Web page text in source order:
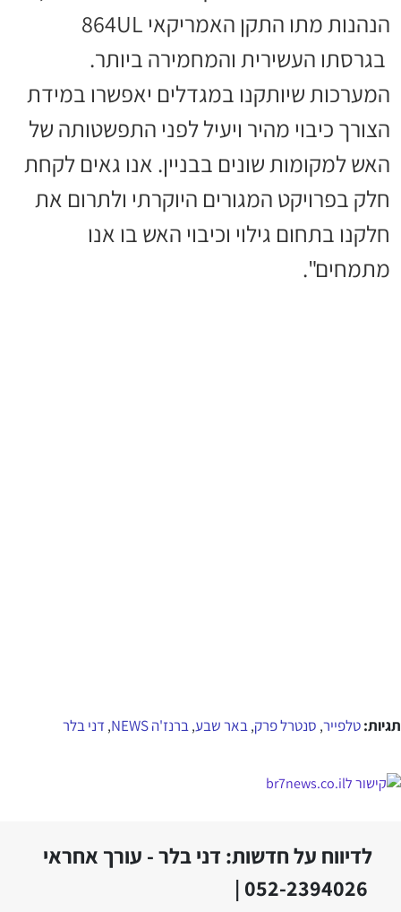
הנהנות מתו התקן האמריקאי 864UL
בגרסתו העשירית והמחמירה ביותר.
המערכות שיותקנו במגדלים יאפשרו במידת
הצורך כיבוי מהיר ויעיל לפני התפשטותה של
האש למקומות שונים בבניין. אנו גאים לקחת
חלק בפרויקט המגורים היוקרתי ולתרום את
חלקנו בתחום גילוי וכיבוי האש בו אנו
מתמחים".
תגיות:טלפייר, סנטרל פרק,באר שבע,ברנז'ה NEWS , דני בלר
לדיווח על חדשות: דני בלר - עורך אחראי
052-2394026 |